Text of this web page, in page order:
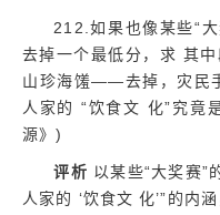
212.如果也像某些“
去掉一个最低分，求 其
山珍海馐——去掉，灾民
人家的 “饮食文 化”究竟
源》)
评析 以某些“大奖赛”
人家的 ‘饮食文 化’”的内